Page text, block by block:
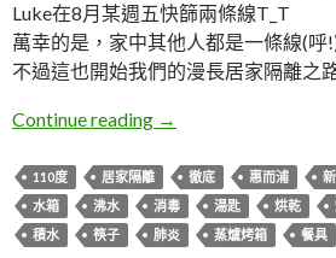
Luke在8月某週五快篩兩條線T_T
萬幸的是，家中其他人都是一條線(呼
不過這也開始我們的漫長居家隔離之
Continue reading 惠而浦蒸烤爐消毒功
→
110度 居家隔離 徹底 惠而浦
水箱
沸水 消毒 湯匙 烘乾
積水
筷子 肺炎 蒸爐烤箱 餐具